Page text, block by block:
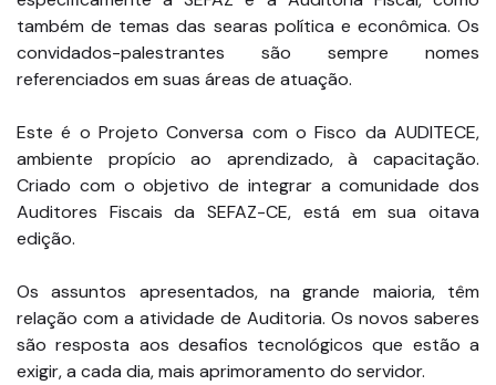
também de temas das searas política e econômica. Os
convidados-palestrantes são sempre nomes
referenciados em suas áreas de atuação.
Este é o Projeto Conversa com o Fisco da AUDITECE,
ambiente propício ao aprendizado, à capacitação.
Criado com o objetivo de integrar a comunidade dos
Auditores Fiscais da SEFAZ-CE, está em sua oitava
edição.
Os assuntos apresentados, na grande maioria, têm
relação com a atividade de Auditoria. Os novos saberes
são resposta aos desafios tecnológicos que estão a
exigir, a cada dia, mais aprimoramento do servidor.